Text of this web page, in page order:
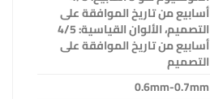
أسابيع من تاريخ الموافقة على
التصميم، الألوان القياسية: 4/5
أسابيع من تاريخ الموافقة على
التصميم
0.6mm-0.7mm